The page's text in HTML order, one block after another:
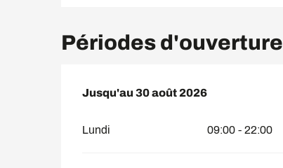
Périodes d'ouverture
Du19 juin 2026au30 août 2026
Jusqu'au 30 août 2026
Lundi 09:00 - 22:00